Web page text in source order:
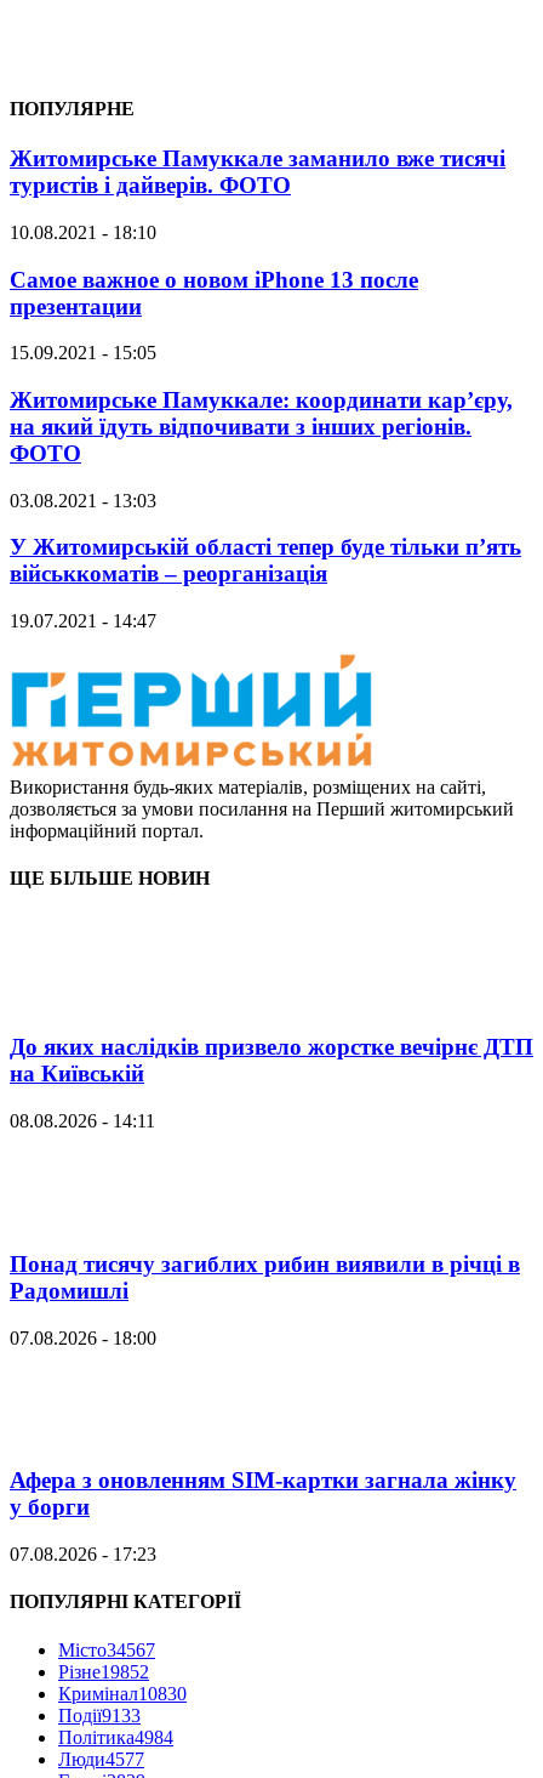
ПОПУЛЯРНЕ
Житомирське Памуккале заманило вже тисячі
туристів і дайверів. ФОТО
10.08.2021 - 18:10
Самое важное о новом iPhone 13 после
презентации
15.09.2021 - 15:05
Житомирське Памуккале: координати кар’єру,
на який їдуть відпочивати з інших регіонів.
ФОТО
03.08.2021 - 13:03
У Житомирській області тепер буде тільки п’ять
військкоматів – реорганізація
19.07.2021 - 14:47
Використання будь-яких матеріалів, розміщених на сайті,
дозволяється за умови посилання на Перший житомирський
інформаційний портал.
ЩЕ БІЛЬШЕ НОВИН
До яких наслідків призвело жорстке вечірнє ДТП
на Київській
08.08.2026 - 14:11
Понад тисячу загиблих рибин виявили в річці в
Радомишлі
07.08.2026 - 18:00
Афера з оновленням SIM-картки загнала жінку
у борги
07.08.2026 - 17:23
ПОПУЛЯРНІ КАТЕГОРІЇ
Місто34567
Різне19852
Кримінал10830
Події9133
Політика4984
Люди4577